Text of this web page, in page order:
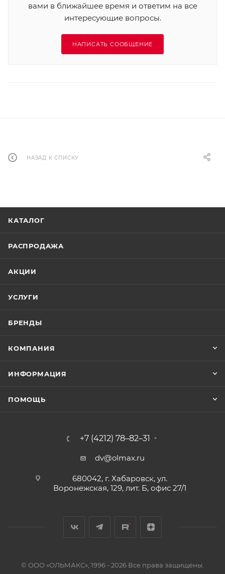
вами в ближайшее время и ответим на все
интересующие вопросы.
НАПИСАТЬ СООБЩЕНИЕ
НАЗАД К СПИСКУ
КАТАЛОГ
РАСПРОДАЖА
АКЦИИ
УСЛУГИ
БРЕНДЫ
КОМПАНИЯ
ИНФОРМАЦИЯ
ПОМОЩЬ
+7 (4212) 78–82–31
dv@olmax.ru
680042, г. Хабаровск, ул.
Воронежская, 129, лит. Б, офис 27/1
© ООО «ОЛЬМАКС», 1996 - 2026 Все права защищены.